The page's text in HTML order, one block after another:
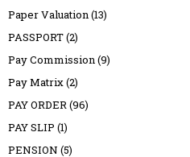
Paper Valuation(13)
PASSPORT(2)
Pay Commission(9)
Pay Matrix(2)
PAY ORDER(96)
PAY SLIP (1)
PENSION (5)